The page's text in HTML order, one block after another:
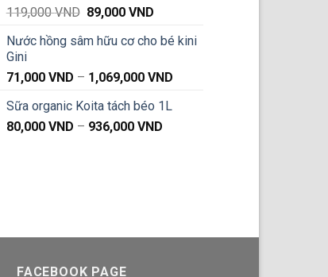
79,900 VND.
119,000VND Giá
là:
89,000VND
tại
89,000 VND.
Nước hồng sâm hữu cơ cho bé kini
Gini
71,000 VND – 1,069,000 VNDKhoảng
từ
Sữa organic Koita tách béo 1L
80,000 VND – 936,000 VNDKhoảng
FACEBOOK PAGE